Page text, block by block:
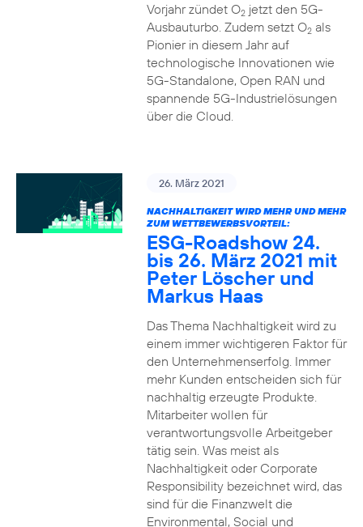
Vorjahr zündet O2jetzt den 5G-
Ausbauturbo. Zudem setzt O2als
Pionier in diesem Jahr auf
technologische Innovationen wie
5G-Standalone, Open RAN und
spannende 5G-Industrielösungen
über die Cloud.
26. März 2021
NACHHALTIGKEIT WIRD MEHR UND MEHR
ZUM WETTBEWERBSVORTEIL:
ESG-Roadshow 24.
bis 26. März 2021 mit
Peter Löscher und
Markus Haas
Das Thema Nachhaltigkeit wird zu
einem immer wichtigeren Faktor für
den Unternehmenserfolg. Immer
mehr Kunden entscheiden sich für
nachhaltig erzeugte Produkte.
Mitarbeiter wollen für
verantwortungsvolle Arbeitgeber
tätig sein. Was meist als
Nachhaltigkeit oder Corporate
Responsibility bezeichnet wird, das
sind für die Finanzwelt die
Environmental, Social und